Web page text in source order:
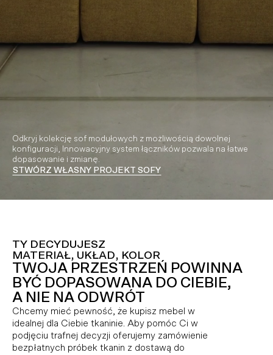
Odkryj kolekcję sof modułowych z możliwością dowolnej
konfiguracji, Innowacyjny system łączników pozwala na łatwe
dopasowanie i zmianę.
STWÓRZ WŁASNY PROJEKT SOFY
TY DECYDUJESZ
MATERIAŁ, UKŁAD, KOLOR
TWOJA PRZESTRZEŃ POWINNA
BYĆ DOPASOWANA DO CIEBIE,
A NIE NA ODWRÓT
Chcemy mieć pewność, że kupisz mebel w
idealnej dla Ciebie tkaninie. Aby pomóc Ci w
podjęciu trafnej decyzji oferujemy zamówienie
bezpłatnych próbek tkanin z dostawą do